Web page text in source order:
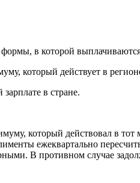
формы, в которой
который действует в
в стране.
который действовал в тот
ежеквартально
В противном случае